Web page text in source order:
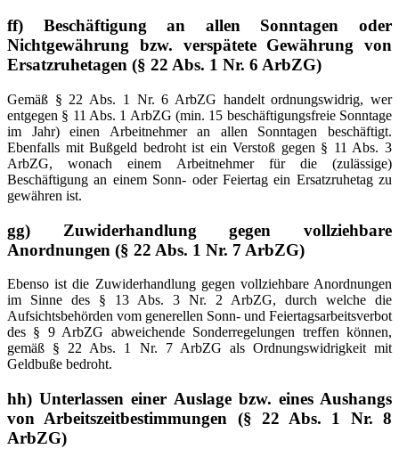
ff) Beschäftigung an allen Sonntagen oder
Nichtgewährung bzw. ver­spätete Gewährung von
Ersatzruhetagen (§ 22 Abs. 1 Nr. 6 ArbZG)
Gemäß § 22 Abs. 1 Nr. 6 ArbZG handelt ordnungswidrig, wer
entgegen § 11 Abs. 1 ArbZG (min. 15 beschäftigungsfreie Sonntage
im Jahr) einen Arbeitnehmer an allen Sonntagen beschäftigt.
Ebenfalls mit Bußgeld bedroht ist ein Verstoß gegen § 11 Abs. 3
ArbZG, wonach einem Arbeitnehmer für die (zulässige)
Beschäftigung an einem Sonn- oder Feiertag ein Ersatzruhetag zu
gewähren ist.
gg) Zuwiderhandlung gegen vollziehbare
Anordnungen (§ 22 Abs. 1 Nr. 7 ArbZG)
Ebenso ist die Zuwiderhandlung gegen vollziehbare Anordnungen
im Sinne des § 13 Abs. 3 Nr. 2 ArbZG, durch welche die
Aufsichtsbehörden vom generellen Sonn- und Feiertagsarbeitsverbot
des § 9 ArbZG abweichende Sonderregelungen treffen können,
gemäß § 22 Abs. 1 Nr. 7 ArbZG als Ordnungswidrigkeit mit
Geldbuße bedroht.
hh) Unterlassen einer Auslage bzw. eines Aushangs
von Arbeitszeitbestimmungen (§ 22 Abs. 1 Nr. 8
ArbZG)